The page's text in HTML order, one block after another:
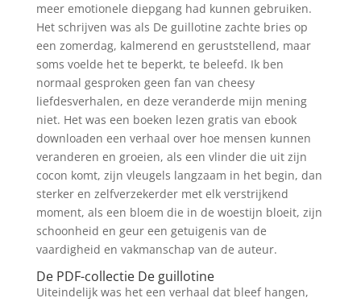
meer emotionele diepgang had kunnen gebruiken.
Het schrijven was als De guillotine zachte bries op
een zomerdag, kalmerend en geruststellend, maar
soms voelde het te beperkt, te beleefd. Ik ben
normaal gesproken geen fan van cheesy
liefdesverhalen, en deze veranderde mijn mening
niet. Het was een boeken lezen gratis van ebook
downloaden een verhaal over hoe mensen kunnen
veranderen en groeien, als een vlinder die uit zijn
cocon komt, zijn vleugels langzaam in het begin, dan
sterker en zelfverzekerder met elk verstrijkend
moment, als een bloem die in de woestijn bloeit, zijn
schoonheid en geur een getuigenis van de
vaardigheid en vakmanschap van de auteur.
De PDF-collectie De guillotine
Uiteindelijk was het een verhaal dat bleef hangen,